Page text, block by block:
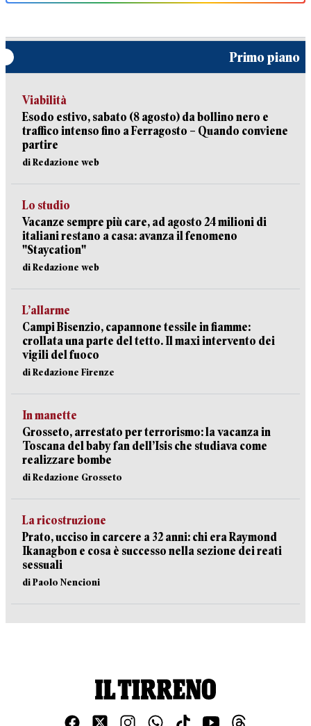
Primo piano
Viabilità
Esodo estivo, sabato (8 agosto) da bollino nero e
traffico intenso fino a Ferragosto – Quando conviene
partire
di Redazione web
Lo studio
Vacanze sempre più care, ad agosto 24 milioni di
italiani restano a casa: avanza il fenomeno
"Staycation"
di Redazione web
L’allarme
Campi Bisenzio, capannone tessile in fiamme:
crollata una parte del tetto. Il maxi intervento dei
vigili del fuoco
di Redazione Firenze
In manette
Grosseto, arrestato per terrorismo: la vacanza in
Toscana del baby fan dell’Isis che studiava come
realizzare bombe
di Redazione Grosseto
La ricostruzione
Prato, ucciso in carcere a 32 anni: chi era Raymond
Ikanagbon e cosa è successo nella sezione dei reati
sessuali
di Paolo Nencioni